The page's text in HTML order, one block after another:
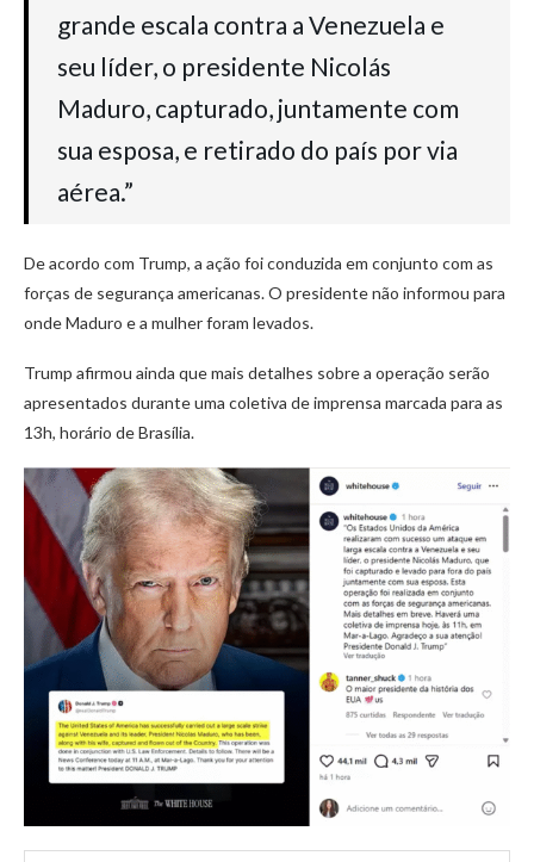
grande escala contra a Venezuela e
seu líder, o presidente Nicolás
Maduro, capturado, juntamente com
sua esposa, e retirado do país por via
aérea.”
De acordo com Trump, a ação foi conduzida em conjunto com as
forças de segurança americanas. O presidente não informou para
onde Maduro e a mulher foram levados.
Trump afirmou ainda que mais detalhes sobre a operação serão
apresentados durante uma coletiva de imprensa marcada para as
13h, horário de Brasília.